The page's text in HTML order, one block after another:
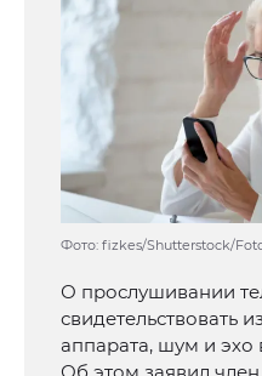
Фото: fizkes/Shutterstock/
О прослушивании
свидетельствовать
аппарата, шум и эхо